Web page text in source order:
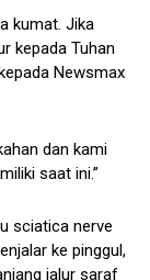
kumat. Jika
kepada Tuhan
Newsmax
dan kami
saat ini.”
sciatica nerve
ke pinggul,
jalur saraf